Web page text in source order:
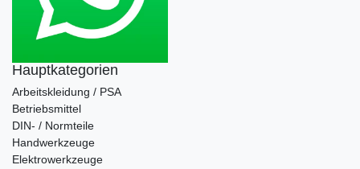
Hauptkategorien
Arbeitskleidung / PSA
Betriebsmittel
DIN- / Normteile
Handwerkzeuge
Elektrowerkzeuge